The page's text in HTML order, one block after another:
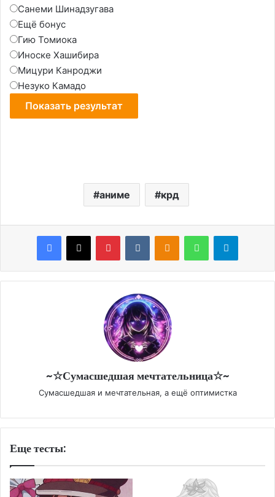
Санеми Шинадзугава
Ещё бонус
Гию Томиока
Иноске Хашибира
Мицури Канроджи
Незуко Камадо
аниме крд
~☆Сумасшедшая мечтательница☆~
Сумасшедшая и мечтательная, а ещё оптимистка
Еще тесты: